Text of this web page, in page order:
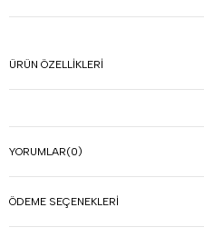
ÜRÜN ÖZELLIKLERI
YORUMLAR(0)
ÖDEME SEÇENEKLERI